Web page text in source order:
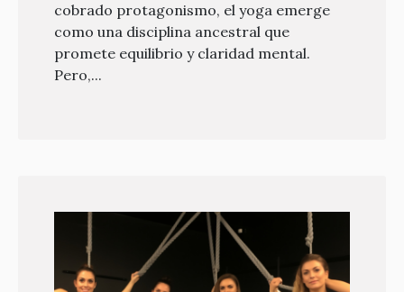
cobrado protagonismo, el yoga emerge
como una disciplina ancestral que
promete equilibrio y claridad mental.
Pero,...